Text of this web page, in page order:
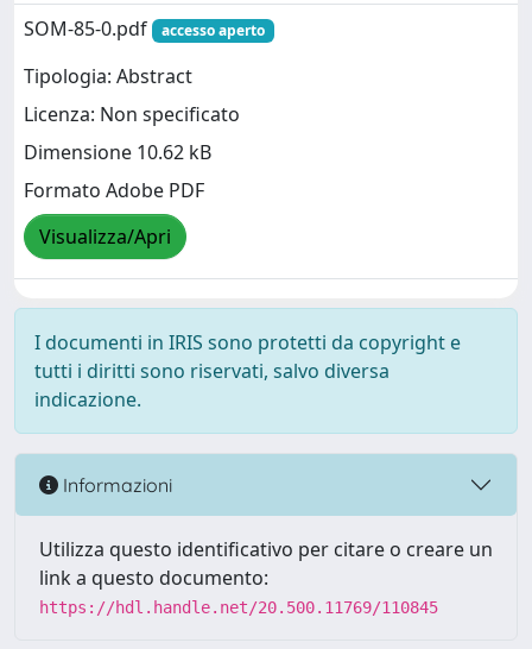
SOM-85-0.pdf
accesso aperto
Tipologia: Abstract
Licenza: Non specificato
Dimensione 10.62 kB
Formato Adobe PDF
Visualizza/Apri
I documenti in IRIS sono protetti da copyright e
tutti i diritti sono riservati, salvo diversa
indicazione.
Informazioni
Utilizza questo identificativo per citare o creare un
link a questo documento:
https://hdl.handle.net/20.500.11769/110845